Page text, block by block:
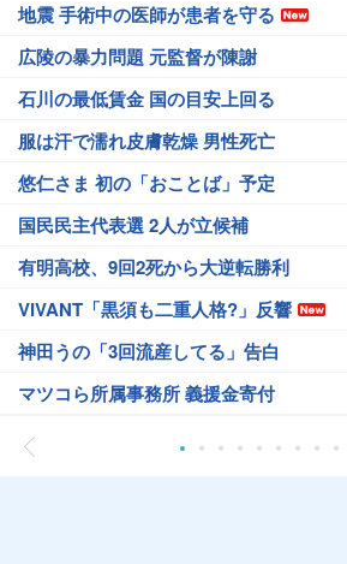
地震 手術中の医師が患者を守る
広陵の暴力問題 元監督が陳謝
石川の最低賃金 国の目安上回る
服は汗で濡れ皮膚乾燥 男性死亡
悠仁さま 初の「おことば」予定
国民民主代表選 2人が立候補
有明高校、9回2死から大逆転勝利
VIVANT「黒須も二重人格?」反響
神田うの「3回流産してる」告白
マツコら所属事務所 義援金寄付